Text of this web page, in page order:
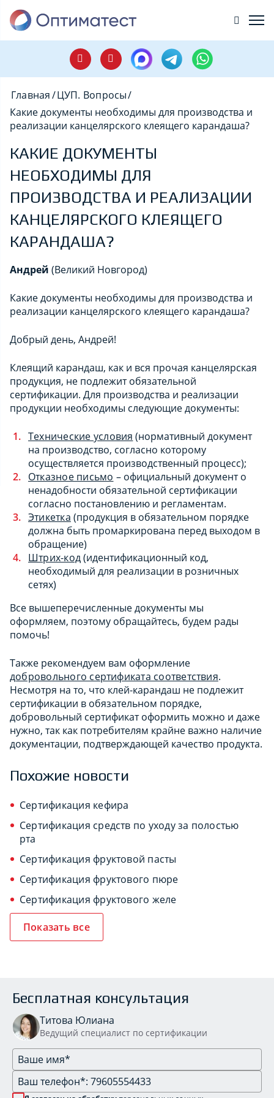
Главная/ЦУП. Вопросы/
Какие документы необходимы для производства и
реализации канцелярского клеящего карандаша?
КАКИЕ ДОКУМЕНТЫ
НЕОБХОДИМЫ ДЛЯ
ПРОИЗВОДСТВА И РЕАЛИЗАЦИИ
КАНЦЕЛЯРСКОГО КЛЕЯЩЕГО
КАРАНДАША?
Андрей (Великий Новгород)
Какие документы необходимы для производства и
реализации канцелярского клеящего карандаша?
Добрый день, Андрей!
Клеящий карандаш, как и вся прочая канцелярская
продукция, не подлежит обязательной
сертификации. Для производства и реализации
продукции необходимы следующие документы:
Технические условия (нормативный документ
на производство, согласно которому
осуществляется производственный процесс);
Отказное письмо – официальный документ о
ненадобности обязательной сертификации
согласно постановлению и регламентам.
Этикетка (продукция в обязательном порядке
должна быть промаркирована перед выходом в
обращение)
Штрих-код(идентификационный код,
необходимый для реализации в розничных
сетях)
Все вышеперечисленные документы мы
оформляем, поэтому обращайтесь, будем рады
помочь!
Также рекомендуем вам оформление
добровольного сертификата соответствия.
Несмотря на то, что клей-карандаш не подлежит
сертификации в обязательном порядке,
добровольный сертификат оформить можно и даже
нужно, так как потребителям крайне важно наличие
документации, подтверждающей качество продукта.
Похожие новости
Сертификация кефира
Сертификация средств по уходу за полостью
рта
Сертификация фруктовой пасты
Сертификация фруктового пюре
Сертификация фруктового желе
Показать все
Бесплатная консультация
Титова Юлиана
Ведущий специалист по сертификации